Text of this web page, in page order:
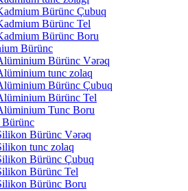
Bürünc Çubuq
Bürünc Tel
Bürünc Boru
Bürünc
Bürünc Vərəq
tunc zolaq
Bürünc Çubuq
Bürünc Tel
Tunc Boru
Bürünc Vərəq
tunc zolaq
Bürünc Çubuq
Bürünc Tel
Bürünc Boru